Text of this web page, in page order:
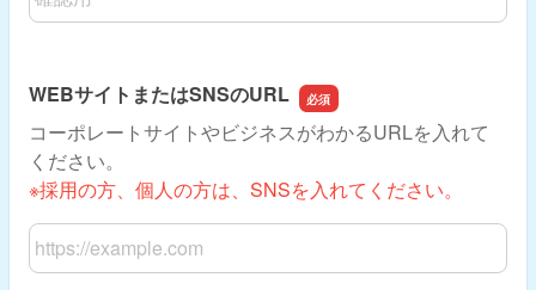
WEBサイトまたはSNSのURL
コーポレートサイトやビジネスがわかるURLを入れて
ください。
※採用の方、個人の方は、SNSを入れてください。
WEBサイトまたはSNSのURL